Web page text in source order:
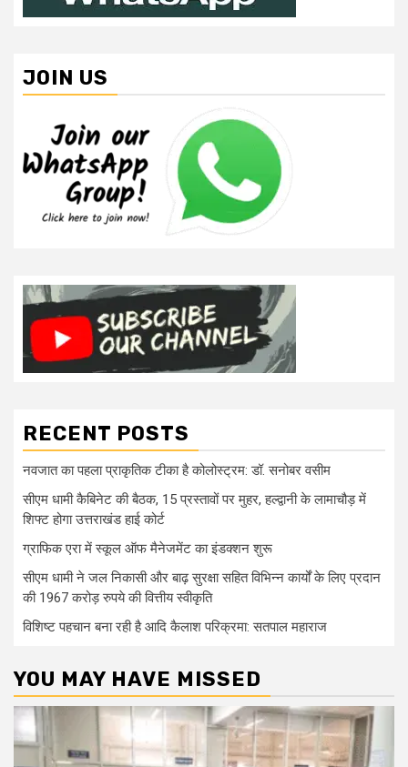
JOIN US
RECENT POSTS
नवजात का पहला प्राकृतिक टीका है कोलोस्ट्रम: डॉ. सनोबर वसीम
सीएम धामी कैबिनेट की बैठक, 15 प्रस्तावों पर मुहर, हल्द्वानी के लामाचौड़ में
शिफ्ट होगा उत्तराखंड हाई कोर्ट
ग्राफिक एरा में स्कूल ऑफ मैनेजमेंट का इंडक्शन शुरू
सीएम धामी ने जल निकासी और बाढ़ सुरक्षा सहित विभिन्न कार्यों के लिए प्रदान
की 1967 करोड़ रुपये की वित्तीय स्वीकृति
विशिष्ट पहचान बना रही है आदि कैलाश परिक्रमा: सतपाल महाराज
YOU MAY HAVE MISSED